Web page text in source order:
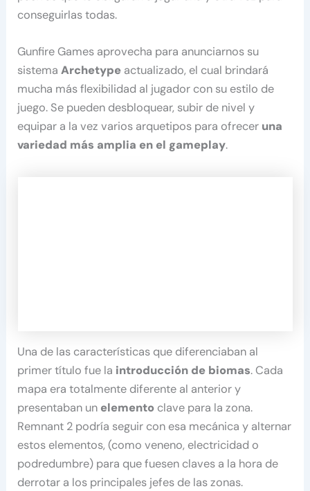
conseguirlas todas.
Gunfire Games aprovecha para anunciarnos su
sistema Archetype actualizado, el cual brindará
mucha más flexibilidad al jugador con su estilo de
juego. Se pueden desbloquear, subir de nivel y
equipar a la vez varios arquetipos para ofrecer una
variedad más amplia en el gameplay.
Una de las características que diferenciaban al
primer título fue la introducción de biomas. Cada
mapa era totalmente diferente al anterior y
presentaban un elemento clave para la zona.
Remnant 2 podría seguir con esa mecánica y alternar
estos elementos, (como veneno, electricidad o
podredumbre) para que fuesen claves a la hora de
derrotar a los principales jefes de las zonas.